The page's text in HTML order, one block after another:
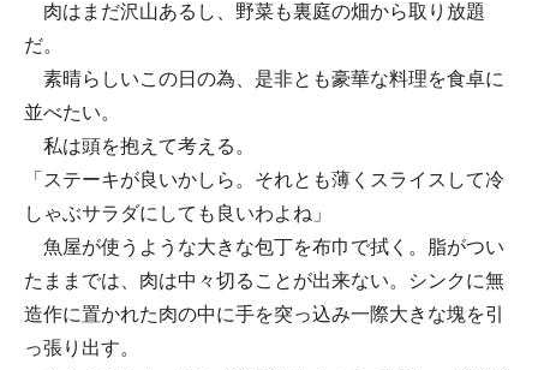
肉はまだ沢山あるし、野菜も裏庭の畑から取り放題
だ。
素晴らしいこの日の為、是非とも豪華な料理を食卓に
並べたい。
私は頭を抱えて考える。
「ステーキが良いかしら。それとも薄くスライスして冷
しゃぶサラダにしても良いわよね」
魚屋が使うような大きな包丁を布巾で拭く。脂がつい
たままでは、肉は中々切ることが出来ない。シンクに無
造作に置かれた肉の中に手を突っ込み一際大きな塊を引
っ張り出す。